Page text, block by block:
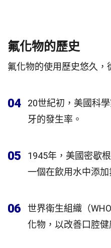
氟化物的歷史
氟化物的使用歷史悠久，
04
20世紀初，美國科
牙的發生率。
05
1945年，美國密歇
一個在飲用水中添加
06
世界衛生組織（
化物，以改善口腔健